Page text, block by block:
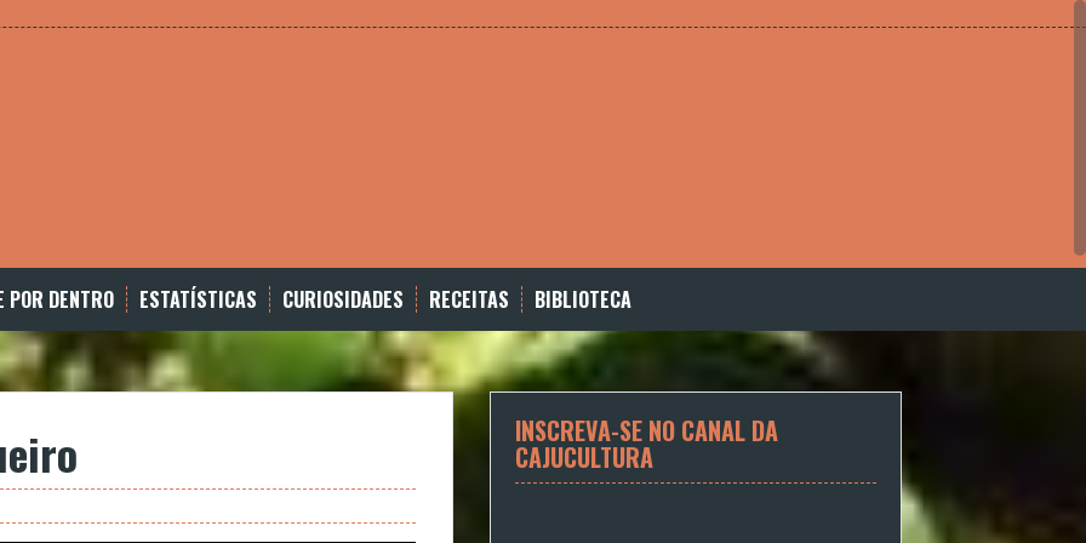
POR DENTRO ESTATÍSTICAS CURIOSIDADES RECEITAS BIBLIOTECA
INSCREVA-SE NO CANAL DA
CAJUCULTURA